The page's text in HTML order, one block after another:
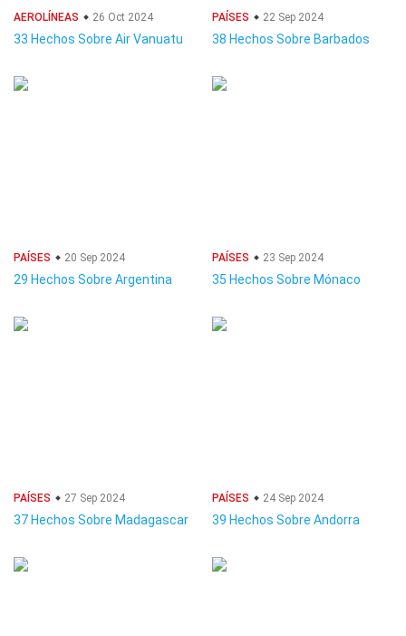
AEROLÍNEAS 26 Oct 2024
33 Hechos Sobre Air Vanuatu
PAÍSES 22 Sep 2024
38 Hechos Sobre Barbados
PAÍSES 20 Sep 2024
29 Hechos Sobre Argentina
PAÍSES 23 Sep 2024
35 Hechos Sobre Mónaco
PAÍSES 27 Sep 2024
37 Hechos Sobre Madagascar
PAÍSES 24 Sep 2024
39 Hechos Sobre Andorra